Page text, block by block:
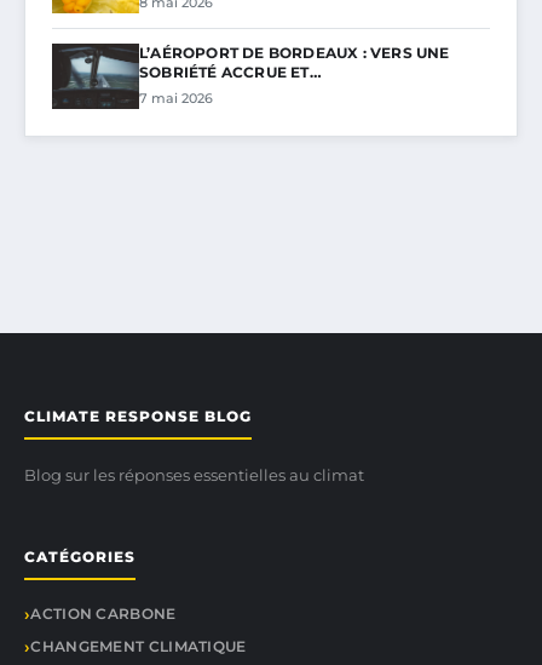
L’AÉROPORT DE BORDEAUX : VERS UNE
SOBRIÉTÉ ACCRUE ET…
7 mai 2026
CLIMATE RESPONSE BLOG
Blog sur les réponses essentielles au climat
CATÉGORIES
ACTION CARBONE
CHANGEMENT CLIMATIQUE